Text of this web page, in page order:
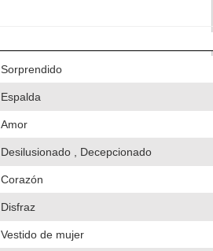
Sorprendido
Espalda
Amor
Desilusionado , Decepcionado
Corazón
Disfraz
Vestido de mujer